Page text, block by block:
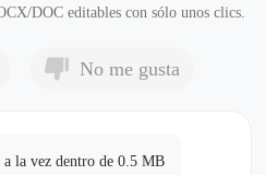
DOC editables con sólo unos clics.
No me gusta
a la vez dentro de 0.5 MB